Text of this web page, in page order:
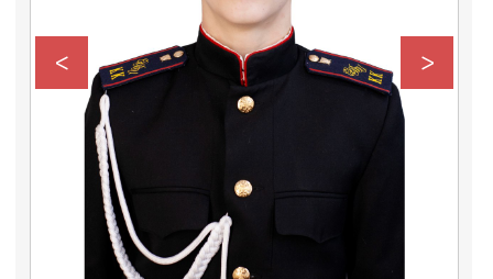
< >